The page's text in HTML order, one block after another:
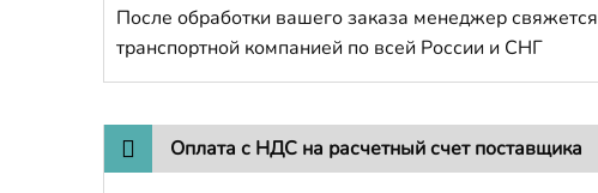
После обработки вашего заказа менеджер
транспортной компанией по всей России и СНГ
Оплата с НДС на расчетный счет поставщика